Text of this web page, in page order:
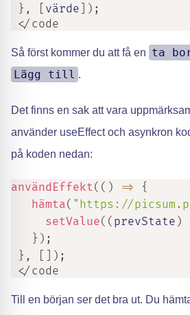
} , värde ) ;
</code
Så först kommer du att få en ta
Lägg till .
Det finns en sak att vara
använder useEffect och asynkron
på koden nedan:
användEffekt( ( ) =>
{
hämta( "https://
setValue( ( prevState )
} ) ;
} , ) ;
</code
Till en början ser det bra ut. Du